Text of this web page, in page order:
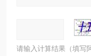
请输入计算结果（填写